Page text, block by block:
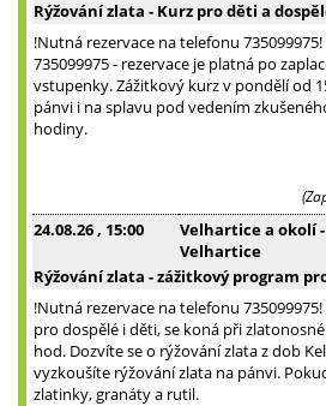
Rýžování zlata - Kurz pro děti a
!Nutná rezervace na telefonu
735099975 - rezervace je platná po
vstupenky. Zážitkový kurz v pondělí od
pánvi i na splavu pod vedením
hodiny.
24.08.26 , 15:00
Velhartice a okolí
Velhartice
Rýžování zlata - zážitkový program
!Nutná rezervace na telefonu
pro dospělé i děti, se koná při
hod. Dozvíte se o rýžování zlata z dob
vyzkoušíte rýžování zlata na pánvi.
zlatinky, granáty a rutil.